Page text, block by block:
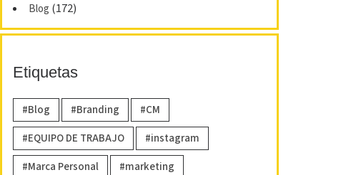
Blog (172)
Etiquetas
Blog Branding
CM
EQUIPO DE TRABAJO
instagram
Marca Personal
marketing